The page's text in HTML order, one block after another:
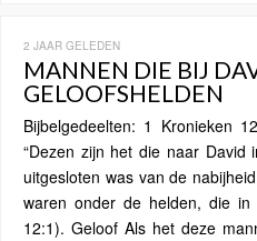
2 JAAR GELEDEN
MANNEN DIE BIJ
GELOOFSHELDEN
Bijbelgedeelten: 1 Kronieken
“Dezen zijn het die naar David
uitgesloten was van de
waren onder de helden, die
12:1). Geloof Als het deze